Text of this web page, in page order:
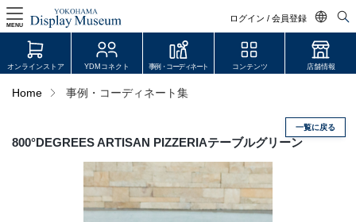
ログイン / 会員登録
日本語
MENU
オンラインストア
YDM Connect
オンラインストア YDMコネクト 事例・コーディネート コンテンツ 店舗情報
Home 事例・コーディネート集
一覧に戻る
800°DEGREES ARTISAN PIZZERIAテーブルグリーン